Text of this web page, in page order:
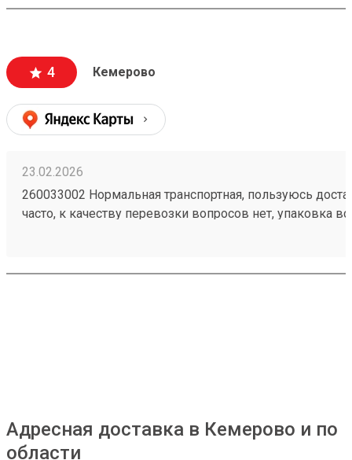
4 Кемерово
23.02.2026
260033002 Нормальная транспортная, пользуюсь
часто, к качеству перевозки вопросов нет, упаковка
Адресная доставка в Кемерово и по
области